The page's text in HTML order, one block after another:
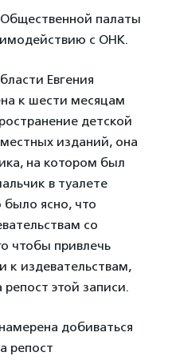
палаты
с ОНК.
Евгения
к шести месяцам
детской
изданий, она
на котором был
в туалете
было ясно, что
со
чтобы привлечь
к издевательствам,
этой записи.
добиваться
репост